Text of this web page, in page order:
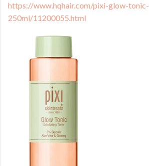
https://www.hqhair.com/pixi-glow-tonic-
250ml/11200055.html